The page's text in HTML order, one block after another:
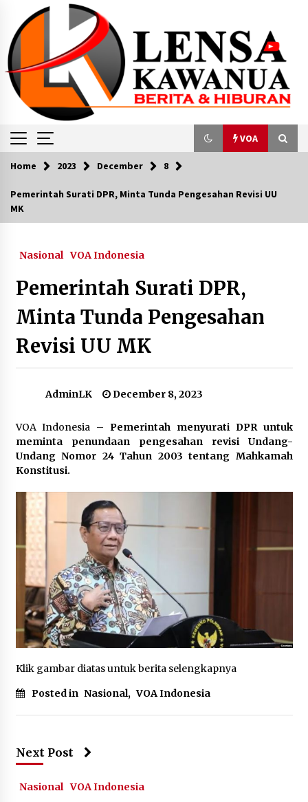
content
VOA
VOA
Terpilih Jadi Anggota Dewan HAM PBB,
Indonesia Diminta Benahi Rumah Sendiri Dulu
MER-C: Israel Serang RS Indonesia, Sedikitnya 8
Tewas
Amnesty Internasional Indonesia Desak
October 28, 2023
May 7, 2024
Indonesia, China Bangun Pabrik Bahan Baterai
Kendaraan Listrik
September 14, 2023
Kekhawatiran atas Terbunuhnya Banyak
Jurnalis saat Liput Perang Israel-Hamas
January 11, 2024
Gender Tahun 2023 Capai 289.111 Kasus
Putih Dikibarkan di Kantor Walikota San
Home 2023 December 8
Pemerintah Surati DPR, Minta Tunda Pengesahan Revisi UU
MK
Nasional VOA Indonesia
Pemerintah Surati DPR,
Minta Tunda Pengesahan
Revisi UU MK
AdminLK December 8, 2023
VOA Indonesia – Pemerintah menyurati DPR untuk
meminta penundaan pengesahan revisi Undang-
Undang Nomor 24 Tahun 2003 tentang Mahkamah
Konstitusi.
Klik gambar diatas untuk berita selengkapnya
Posted in Nasional, VOA Indonesia
Next Post
Nasional VOA Indonesia